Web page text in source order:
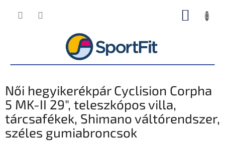
KOSÁR
Női hegyikerékpár Cyclision Corpha
5 MK-II 29", teleszkópos villa,
tárcsafékek, Shimano váltórendszer,
széles gumiabroncsok